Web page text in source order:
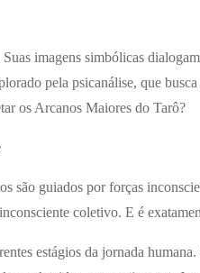
imagens simbólicas
pela psicanálise, que
os Arcanos Maiores do Tarô?
são guiados por forças
coletivo. E é
estágios da jornada